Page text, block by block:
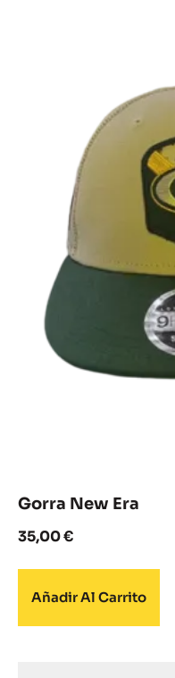
Gorra New Era
35,00€
Añadir Al Carrito